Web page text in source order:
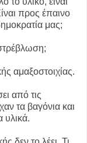
προς έπαινο
μας;
αμαξοστοιχίας.
από τις
τα βαγόνια και
υλικά.